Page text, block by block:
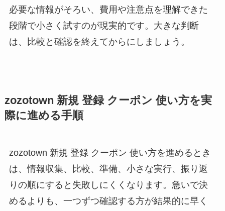
必要な情報がそろい、費用や注意点を理解できた
段階で小さく試すのが現実的です。大きな判断
は、比較と確認を終えてからにしましょう。
zozotown 新規 登録 クーポン 使い方を実
際に進める手順
zozotown 新規 登録 クーポン 使い方を進めるとき
は、情報収集、比較、準備、小さな実行、振り返
りの順にすると失敗しにくくなります。急いで決
めるよりも、一つずつ確認する方が結果的に早く